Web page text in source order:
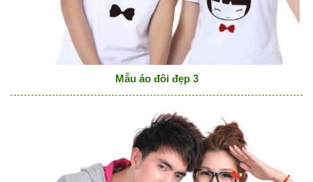
Mẫu áo đôi đẹp 3